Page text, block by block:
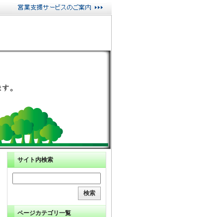
サイト内検索
ページカテゴリ一覧